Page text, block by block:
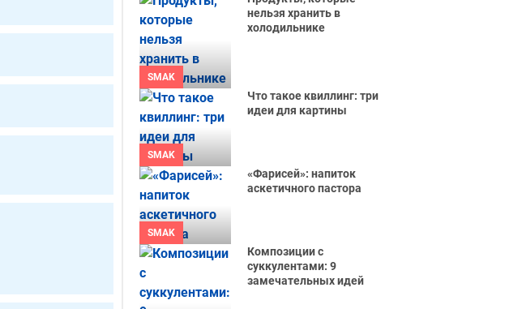
SMAK
нельзя хранить в
холодильнике
SMAK
Что такое квиллинг: три
идеи для картины
SMAK
«Фарисей»: напиток
аскетичного пастора
Композиции с
суккулентами: 9
замечательных идей